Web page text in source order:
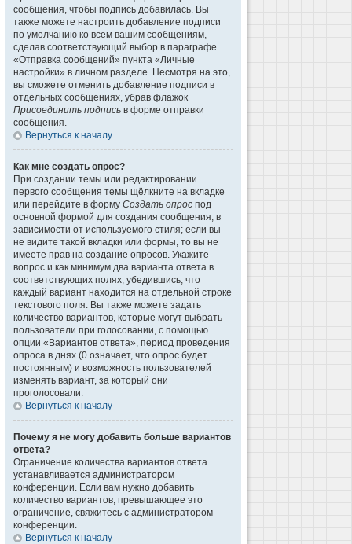
сообщения, чтобы подпись добавилась. Вы
также можете настроить добавление подписи
по умолчанию ко всем вашим сообщениям,
сделав соответствующий выбор в параграфе
«Отправка сообщений» пункта «Личные
настройки» в личном разделе. Несмотря на это,
вы сможете отменить добавление подписи в
отдельных сообщениях, убрав флажок
Присоединить подпись в форме отправки
сообщения.
Вернуться к началу
Как мне создать опрос?
При создании темы или редактировании
первого сообщения темы щёлкните на вкладке
или перейдите в форму Создать опрос под
основной формой для создания сообщения, в
зависимости от используемого стиля; если вы
не видите такой вкладки или формы, то вы не
имеете прав на создание опросов. Укажите
вопрос и как минимум два варианта ответа в
соответствующих полях, убедившись, что
каждый вариант находится на отдельной строке
текстового поля. Вы также можете задать
количество вариантов, которые могут выбрать
пользователи при голосовании, с помощью
опции «Вариантов ответа», период проведения
опроса в днях (0 означает, что опрос будет
постоянным) и возможность пользователей
изменять вариант, за который они
проголосовали.
Вернуться к началу
Почему я не могу добавить больше вариантов
ответа?
Ограничение количества вариантов ответа
устанавливается администратором
конференции. Если вам нужно добавить
количество вариантов, превышающее это
ограничение, свяжитесь с администратором
конференции.
Вернуться к началу